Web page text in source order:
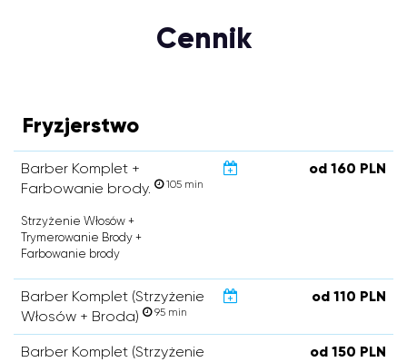
Cennik
Fryzjerstwo
Barber Komplet +
Farbowanie brody.
105 min
od 160 PLN
Strzyżenie Włosów +
Trymerowanie Brody +
Farbowanie brody
Barber Komplet (Strzyżenie
Włosów + Broda)
95 min
od 110 PLN
Barber Komplet (Strzyżenie
od 150 PLN